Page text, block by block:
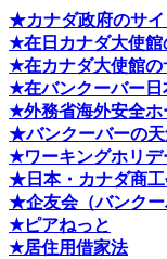
★カナダ政府のサイ
★在日カナダ大使館
★在カナダ大使館の
★在バンクーバー日
★外務省海外安全ホ
★バンクーバーの
★ワーキングホリデ
★日本・カナダ商工
★企友会（バンクー
★ピアねっと
★居住用借家法